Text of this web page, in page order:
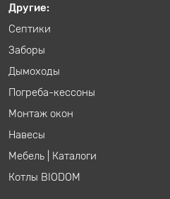
Другие:
Септики
Заборы
Дымоходы
Погреба-кессоны
Монтаж окон
Навесы
Мебель
Каталоги
Котлы BIODOM